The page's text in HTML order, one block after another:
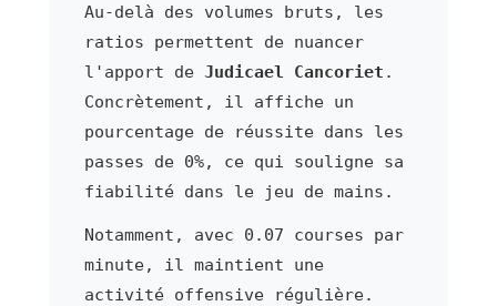
Au-delà des volumes bruts, les
ratios permettent de nuancer
l'apport de Judicael Cancoriet .
Concrètement, il affiche un
pourcentage de réussite dans les
passes de 0%, ce qui souligne sa
fiabilité dans le jeu de mains.
Notamment, avec 0.07 courses par
minute, il maintient une
activité offensive régulière.